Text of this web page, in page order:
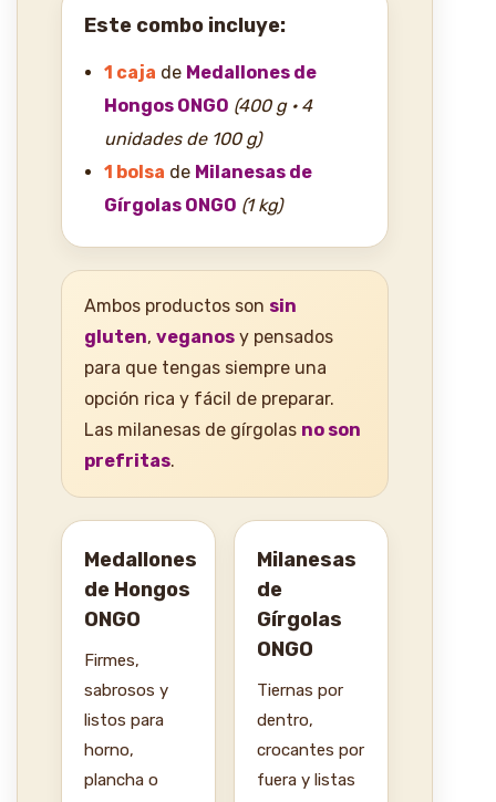
Este combo incluye:
1 caja de Medallones de
Hongos ONGO (400 g · 4
unidades de 100 g)
1 bolsa de Milanesas de
Gírgolas ONGO (1 kg)
Ambos productos son sin
gluten, veganos y pensados
para que tengas siempre una
opción rica y fácil de preparar.
Las milanesas de gírgolas no son
prefritas.
Medallones
de Hongos
ONGO
Firmes,
sabrosos y
listos para
horno,
plancha o
Milanesas
de
Gírgolas
ONGO
Tiernas por
dentro,
crocantes por
fuera y listas